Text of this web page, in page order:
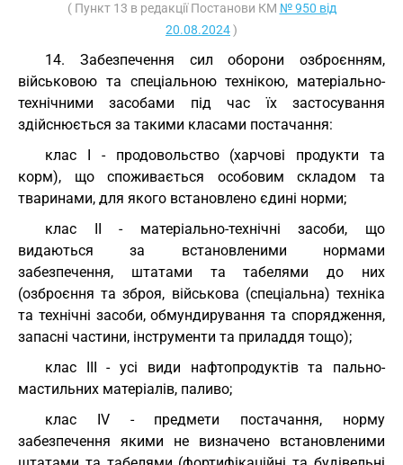
( Пункт 13 в редакції Постанови КМ № 950 від
20.08.2024)
14. Забезпечення сил оборони озброєнням,
військовою та спеціальною технікою, матеріально-
технічними засобами під час їх застосування
здійснюється за такими класами постачання:
клас I - продовольство (харчові продукти та
корм), що споживається особовим складом та
тваринами, для якого встановлено єдині норми;
клас II - матеріально-технічні засоби, що
видаються за встановленими нормами
забезпечення, штатами та табелями до них
(озброєння та зброя, військова (спеціальна) техніка
та технічні засоби, обмундирування та спорядження,
запасні частини, інструменти та приладдя тощо);
клас III - усі види нафтопродуктів та пально-
мастильних матеріалів, паливо;
клас IV - предмети постачання, норму
забезпечення якими не визначено встановленими